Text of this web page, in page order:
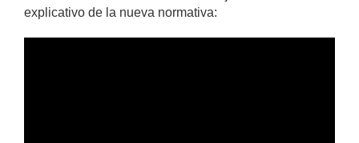
explicativo de la nueva normativa: